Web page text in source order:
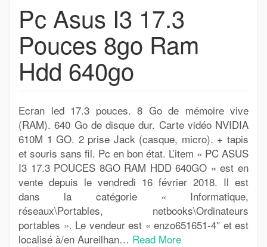
Pc Asus I3 17.3
Pouces 8go Ram
Hdd 640go
Ecran led 17.3 pouces. 8 Go de mémoire vive
(RAM). 640 Go de disque dur. Carte vidéo NVIDIA
610M 1 GO. 2 prise Jack (casque, micro). + tapis
et souris sans fil. Pc en bon état. L’item « PC ASUS
I3 17.3 POUCES 8GO RAM HDD 640GO » est en
vente depuis le vendredi 16 février 2018. Il est
dans la catégorie « Informatique,
réseaux\Portables, netbooks\Ordinateurs
portables ». Le vendeur est « enzo651651-4″ et est
localisé à/en Aureilhan… Read More